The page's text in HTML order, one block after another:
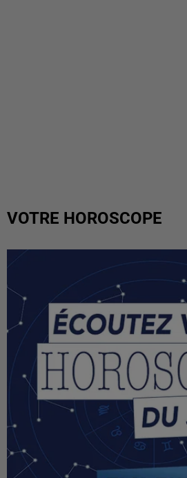
VOTRE HOROSCOPE